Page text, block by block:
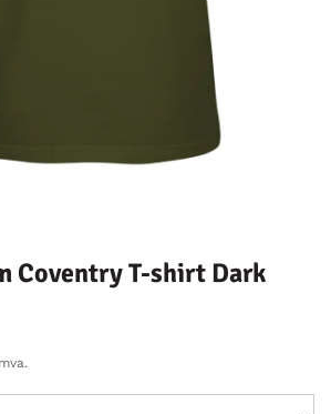
Coventry T-shirt Dark